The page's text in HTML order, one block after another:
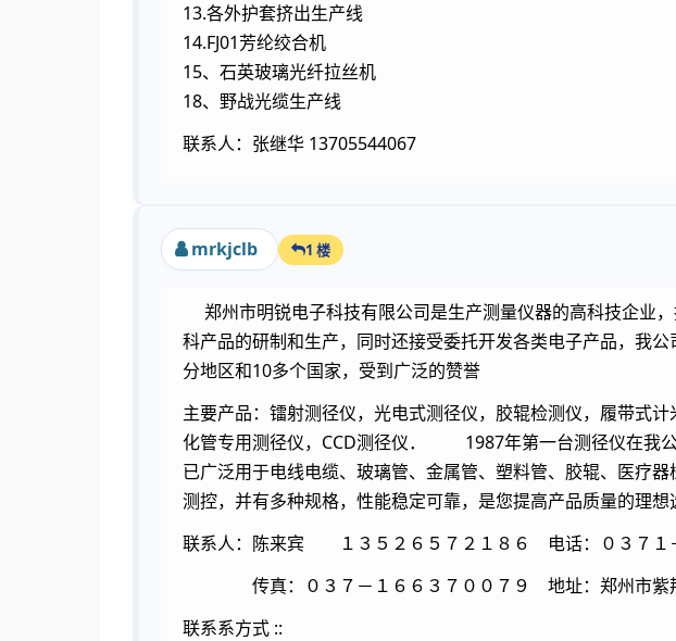
13.各外护套挤出生产线
14.FJ01芳纶绞合机
15、石英玻璃光纤拉丝机
18、野战光缆生产线
联系人：张继华 13705544067
mrkjclb 1 楼
郑州市明锐电子科技有限公司是生产测量仪器的高科技企业
科产品的研制和生产，同时还接受委托开发各类电子产品，我
分地区和10多个国家，受到广泛的赞誉
主要产品：镭射测径仪，光电式测径仪，胶辊检测仪，履
化管专用测径仪，CCD测径仪． 1987年第一台测径仪在我公
已广泛用于电线电缆、玻璃管、金属管、塑料管、胶辊、医疗
测控，并有多种规格，性能稳定
联系人：陈来宾 １３５２６５７２１８６ 电话：０３７１
传真：０３７－１６６３７００７９ 地址：郑州市紫
联系系方式 ::